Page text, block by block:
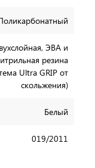
ЭВА и
резина
Ultra GRIP от
скольжения)
Белый
019/2011